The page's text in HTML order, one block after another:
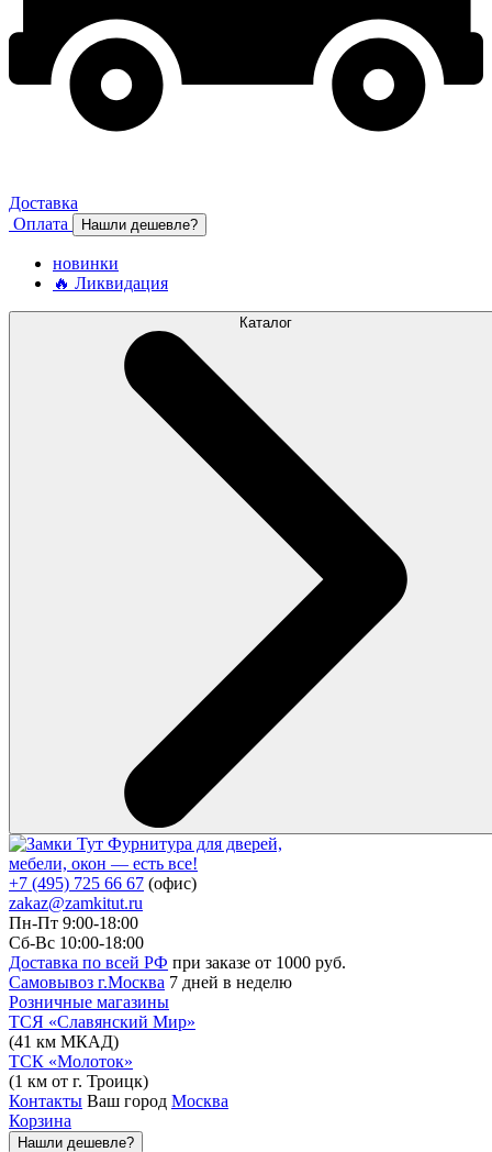
Доставка
Оплата
Нашли дешевле?
новинки
🔥 Ликвидация
Каталог
Фурнитура для дверей,
мебели, окон — есть все!
+7 (495) 725 66 67 (офис)
zakaz@zamkitut.ru
Пн-Пт 9:00-18:00
Сб-Вс 10:00-18:00
Доставка по всей РФ при заказе от 1000 руб.
Самовывоз г.Москва 7 дней в неделю
Розничные магазины
ТСЯ «Славянский Мир»
(41 км МКАД)
ТСК «Молоток»
(1 км от г. Троицк)
Контакты Ваш город Москва
Корзина
Нашли дешевле?